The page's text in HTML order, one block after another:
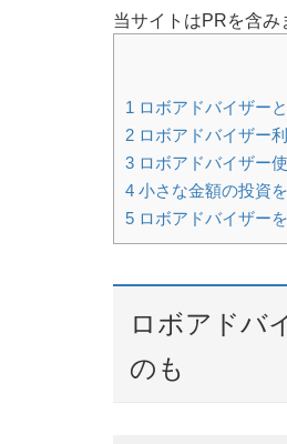
当サイトはPRを含み
1 ロボアドバイザー
2 ロボアドバイザー
3 ロボアドバイザー
4 小さな金額の投資
5 ロボアドバイザー
ロボアドバ
のも